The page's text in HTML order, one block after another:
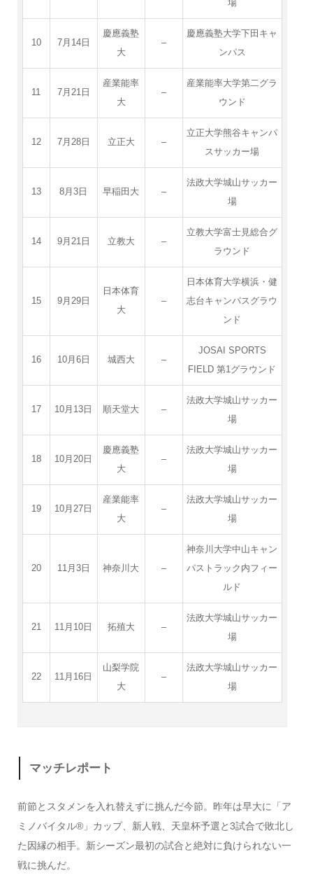
場
10 7月14日
慶應義塾
大
–
慶應義塾大学下田キャ
ンパス
11 7月21日
産業能率
大
–
産業能率大学第二グラ
ウンド
12 7月28日 立正大 –
立正大学熊谷キャンパ
スサッカー場
13 8月3日 早稲田大 –
法政大学城山サッカー
場
14 9月21日 立教大 –
立教大学富士見総合グ
ラウンド
15 9月29日
日本体育
大
–
日本体育大学横浜・健
志台キャンパスグラウ
ンド
16 10月6日 城西大 –
JOSAI SPORTS
FIELD 第1グラウンド
17 10月13日 順天堂大 –
法政大学城山サッカー
場
18 10月20日
慶應義塾
大
–
法政大学城山サッカー
場
19 10月27日
産業能率
大
–
法政大学城山サッカー
場
20 11月3日 神奈川大 –
神奈川大学中山キャン
パストラック内フィー
ルド
21 11月10日 拓殖大 –
法政大学城山サッカー
場
22 11月16日
山梨学院
大
–
法政大学城山サッカー
場
マッチレポート
前節とスタメンを入れ替えずに挑んだ今節。昨年は早大に「ア
ミノバイタル®︎」カップ、新人戦、天皇杯予選と3試合で敗北し
た因縁の相手。新シーズン最初の試合と絶対に負けられない一
戦に挑んだ。